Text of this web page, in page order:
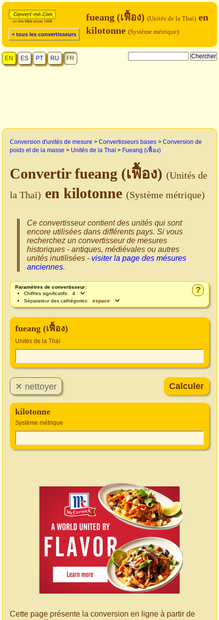
< tous les convertisseurs
fueang (เฟื้อง) (Unités de la Thaï) en
kilotonne (Système métrique)
EN ES PT RU FR
Conversion d'unités de mesure > Convertisseurs bases > Conversion de
poids et de la masse > Unités de la Thaï > Fueang (เฟื้อง)
Convertir fueang (เฟื้อง) (Unités de
la Thaï) en kilotonne (Système métrique)
Ce convertisseur contient des unités qui sont
encore utilisées dans différents pays. Si vous
recherchez un convertisseur de mesures
historiques - antiques, médiévales ou autres
unités inutilisées - visiter la page des mésures
anciennes.
?
Paramètres de convertisseur:
Chiffres significatifs:
Séparateur des cathégories:
fueang (เฟื้อง)
Unités de la Thaï
kilotonne
Système métrique
Cette page présente la conversion en ligne à partir de